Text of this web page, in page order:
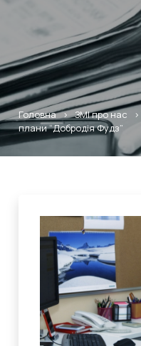
Головна>ЗМІ про нас >
плани “Добродія Фудз”